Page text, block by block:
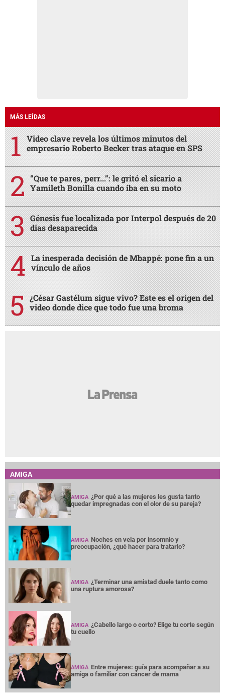
MÁS LEÍDAS
Video clave revela los últimos minutos del
empresario Roberto Becker tras ataque en SPS
“Que te pares, perr...”: le gritó el sicario a
Yamileth Bonilla cuando iba en su moto
Génesis fue localizada por Interpol después de 20
días desaparecida
La inesperada decisión de Mbappé: pone fin a un
vínculo de años
¿César Gastélum sigue vivo? Este es el origen del
video donde dice que todo fue una broma
AMIGA
AMIGA ¿Por qué a las mujeres les gusta tanto
quedar impregnadas con el olor de su pareja?
AMIGA Noches en vela por insomnio y
preocupación, ¿qué hacer para tratarlo?
AMIGA ¿Terminar una amistad duele tanto como
una ruptura amorosa?
AMIGA ¿Cabello largo o corto? Elige tu corte según
tu cuello
AMIGA Entre mujeres: guía para acompañar a su
amiga o familiar con cáncer de mama